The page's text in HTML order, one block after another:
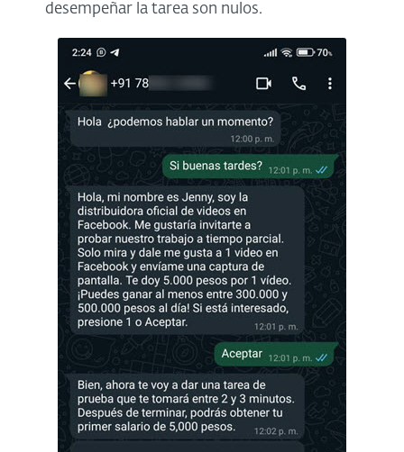
desempeñar la tarea son nulos.